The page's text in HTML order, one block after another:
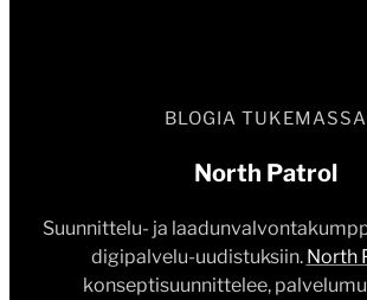
BLOGIA TUKEMASSA
North Patrol
Suunnittelu- ja
digipalvelu-uudistuksiin. North
konseptisuunnittelee,